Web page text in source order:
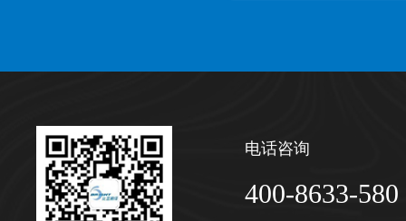
电话咨询
400-8633-580